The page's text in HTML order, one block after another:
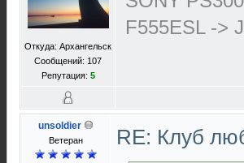
Откуда: Архангельск
Сообщений: 107
Репутация: 5
F555ESL ->
unsoldier
Ветеран
RE: Клуб